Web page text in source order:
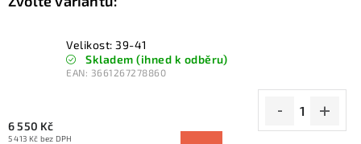
Velikost: 39-41
Skladem (ihned k odběru)
EAN: 3661267278860
6 550 Kč
5 413 Kč bez DPH